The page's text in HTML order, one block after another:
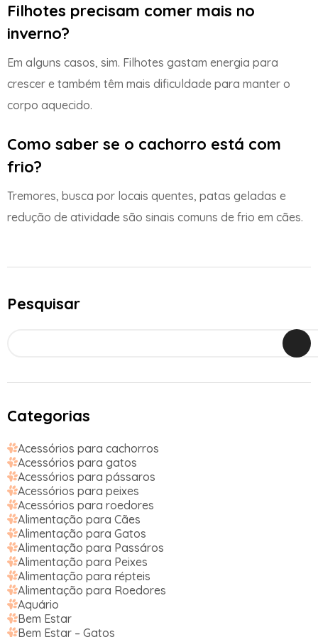
Filhotes precisam comer mais no
inverno?
Em alguns casos, sim. Filhotes gastam energia para
crescer e também têm mais dificuldade para manter o
corpo aquecido.
Como saber se o cachorro está com
frio?
Tremores, busca por locais quentes, patas geladas e
redução de atividade são sinais comuns de frio em cães.
Pesquisar
Categorias
Acessórios para cachorros
Acessórios para gatos
Acessórios para pássaros
Acessórios para peixes
Acessórios para roedores
Alimentação para Cães
Alimentação para Gatos
Alimentação para Passáros
Alimentação para Peixes
Alimentação para répteis
Alimentação para Roedores
Aquário
Bem Estar
Bem Estar – Gatos